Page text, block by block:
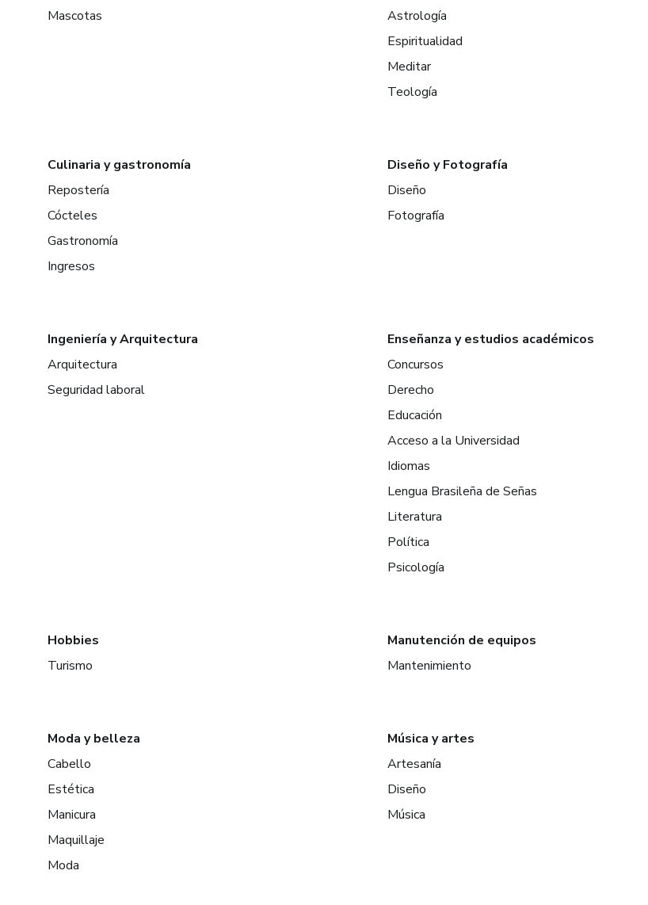
Mascotas
Astrología
Espiritualidad
Meditar
Teología
Culinaria y gastronomía
Repostería
Cócteles
Gastronomía
Ingresos
Diseño y Fotografía
Diseño
Fotografía
Ingeniería y Arquitectura
Arquitectura
Seguridad laboral
Enseñanza y estudios académicos
Concursos
Derecho
Educación
Acceso a la Universidad
Idiomas
Lengua Brasileña de Señas
Literatura
Política
Psicología
Hobbies
Turismo
Manutención de equipos
Mantenimiento
Moda y belleza
Cabello
Estética
Manicura
Maquillaje
Moda
Música y artes
Artesanía
Diseño
Música